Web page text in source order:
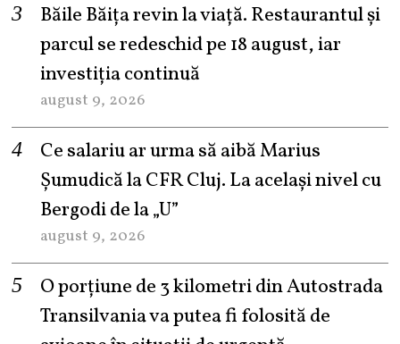
Băile Băița revin la viață. Restaurantul și
parcul se redeschid pe 18 august, iar
investiția continuă
august 9, 2026
Ce salariu ar urma să aibă Marius
Șumudică la CFR Cluj. La același nivel cu
Bergodi de la „U”
august 9, 2026
O porțiune de 3 kilometri din Autostrada
Transilvania va putea fi folosită de